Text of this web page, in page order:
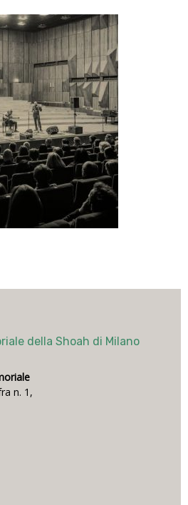
della Shoah di Milano
n. 1,